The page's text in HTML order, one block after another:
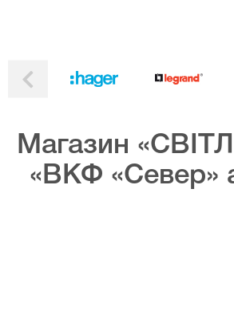
Магазин
«ВКФ «Север»